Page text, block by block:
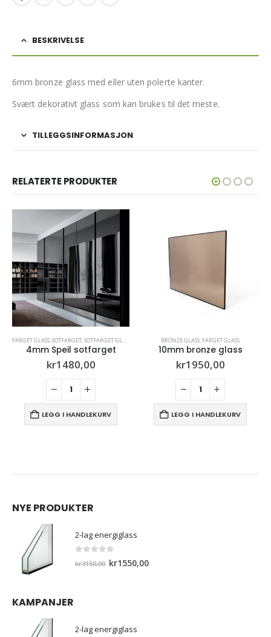
BESKRIVELSE
6mm bronze glass med eller uten polerte kanter.
Svært dekorativt glass som kan brukes til det meste.
TILLEGGSINFORMASJON
RELATERTE PRODUKTER
,SPEIL BRONZE GLASS,FARGET GLASS
10mm bronze glass
kr1950,00
LEGG I HANDLEKURV
FARGET GLASS, HERDET GLASS
kr1675,00
LEGG I HANDLEKURV
NYE PRODUKTER
2-lag energiglass
out of 5
kr3150,00 Opprinnelig
kr1550,00Nåværende
KAMPANJER
2-lag energiglass